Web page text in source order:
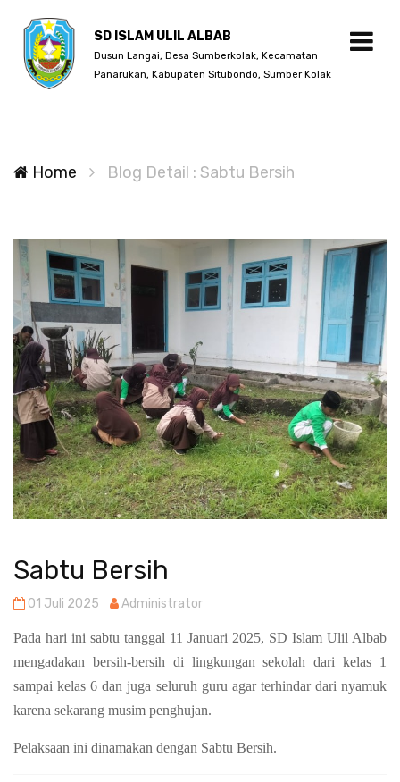
SD ISLAM ULIL ALBAB
Dusun Langai, Desa Sumberkolak, Kecamatan
Panarukan, Kabupaten Situbondo, Sumber Kolak
Home Blog Detail : Sabtu Bersih
Sabtu Bersih
01 Juli 2025 Administrator
Pada hari ini sabtu tanggal 11 Januari 2025, SD Islam Ulil Albab
mengadakan bersih-bersih di lingkungan sekolah dari kelas 1
sampai kelas 6 dan juga seluruh guru agar terhindar dari nyamuk
karena sekarang musim penghujan.
Pelaksaan ini dinamakan dengan Sabtu Bersih.